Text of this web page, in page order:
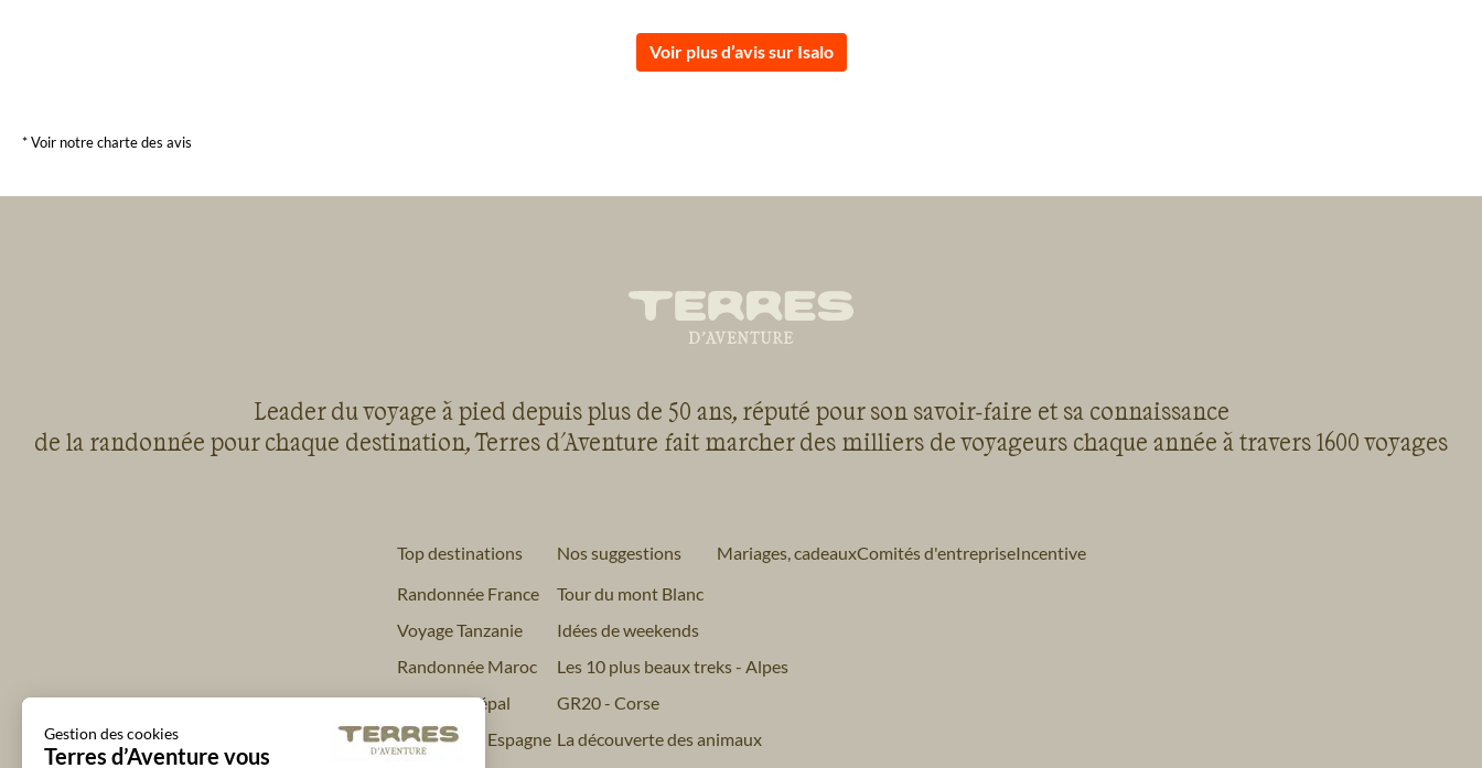
Gestion des cookies
Terres d’Aventure vous
Voir plus d’avis sur Isalo
* Voir notre charte des avis
Leader du voyage à pied depuis plus de 50 ans, réputé pour son savoir-faire et sa connaissance
de la randonnée pour chaque destination, Terres d'Aventure fait marcher des milliers de voyageurs chaque année à travers 1600 voyages
Top destinations
Randonnée France
Voyage Tanzanie
Randonnée Maroc
Trekking Népal
Randonnée Espagne
Nos suggestions
Tour du mont Blanc
Idées de weekends
Les 10 plus beaux treks - Alpes
GR20 - Corse
La découverte des animaux
Mariages, cadeauxComités d'entrepriseIncentive